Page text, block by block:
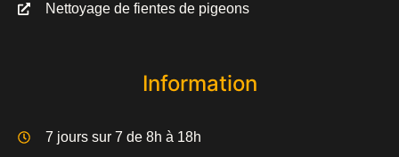
Nettoyage de fientes de pigeons
Information
7 jours sur 7 de 8h à 18h